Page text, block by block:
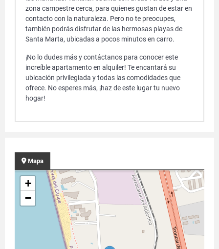
zona campestre cerca, para quienes gustan de estar en
contacto con la naturaleza. Pero no te preocupes,
también podrás disfrutar de las hermosas playas de
Santa Marta, ubicadas a pocos minutos en carro.
¡No lo dudes más y contáctanos para conocer este
increíble apartamento en alquiler! Te encantará su
ubicación privilegiada y todas las comodidades que
ofrece. No esperes más, ¡haz de este lugar tu nuevo
hogar!
Mapa
+
−